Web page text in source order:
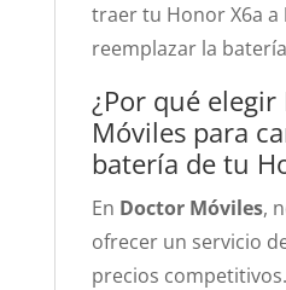
traer tu Honor X6a a
reemplazar la
¿Por qué
Móviles para
batería de tu
En Doctor Móviles,
ofrecer un servicio
precios